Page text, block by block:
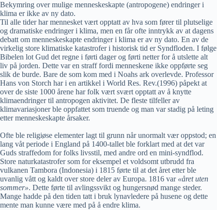
Bekymring over mulige menneskeskapte (antropogene) endringer i
klima er ikke av ny dato.
Til alle tider har mennesket vært opptatt av hva som fører til plutselige
og dramatiske endringer i klima, men en får ofte inntrykk av at dagens
debatt om menneskeskapte endringer i klima er av ny dato. En av de
virkelig store klimatiske katastrofer i historisk tid er Syndfloden. I følge
Bibelen lot Gud det regne i førti dager og førti netter for å utslette alt
liv på jorden. Dette var en straff fordi menneskene ikke oppførte seg
slik de burde. Bare de som kom med i Noahs ark overlevde. Professor
Hans von Storch har i en artikkel i World Res. Rev.(1996) påpekt at
over de siste 1000 årene har folk vært svært opptatt av å knytte
klimaendringer til antropogen aktivitet. De fleste tilfeller av
klimavariasjoner ble oppfattet som truende og man var stadig på leting
etter menneskeskapte årsaker.
Ofte ble religiøse elementer lagt til grunn når unormalt vær oppstod; en
lang våt periode i England på 1400-tallet ble forklart med at det var
Guds straffedom for folks livsstil, med andre ord en mini-syndflod.
Store naturkatastrofer som for eksempel et voldsomt utbrudd fra
vulkanen Tambora (Indonesia) i 1815 førte til at det året etter ble
uvanlig vått og kaldt over store deler av Europa. 1816 var «året uten
sommer». Dette førte til avlingssvikt og hungersnød mange steder.
Mange hadde på den tiden tatt i bruk lynavledere på husene og dette
mente man kunne være med på å endre klima.